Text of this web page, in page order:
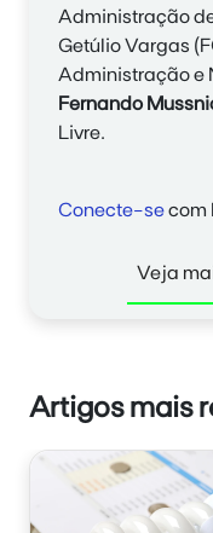
Administração
Getúlio Vargas
Administração e
Fernando
Livre.
Conecte-secom
Veja
Artigos mais